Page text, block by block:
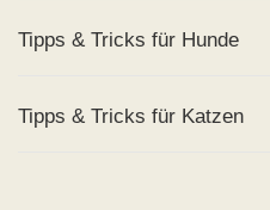
Tipps & Tricks für Hunde
Tipps & Tricks für Katzen